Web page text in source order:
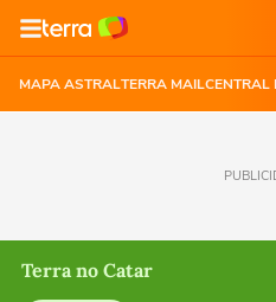
MAPA ASTRALTERRA MAILCENTRAL
Terra no Catar